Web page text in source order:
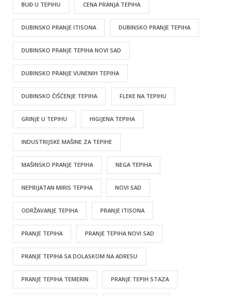
BUĐ U TEPIHU CENA PRANJA TEPIHA
DUBINSKO PRANJE ITISONA DUBINSKO PRANJE TEPIHA
DUBINSKO PRANJE TEPIHA NOVI SAD
DUBINSKO PRANJE VUNENIH TEPIHA
DUBINSKO ČIŠĆENJE TEPIHA FLEKE NA TEPIHU
GRINJE U TEPIHU HIGIJENA TEPIHA
INDUSTRIJSKE MAŠINE ZA TEPIHE
MAŠINSKO PRANJE TEPIHA NEGA TEPIHA
NEPRIJATAN MIRIS TEPIHA NOVI SAD
ODRŽAVANJE TEPIHA PRANJE ITISONA
PRANJE TEPIHA PRANJE TEPIHA NOVI SAD
PRANJE TEPIHA SA DOLASKOM NA ADRESU
PRANJE TEPIHA TEMERIN PRANJE TEPIH STAZA